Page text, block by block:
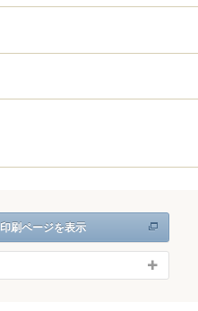
印刷ページを表示